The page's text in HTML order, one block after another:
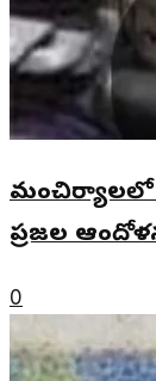
మంచిర్యాలలో
ప్రజల
0